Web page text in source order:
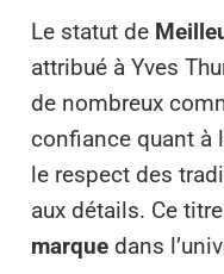
Le statut de
attribué à Yves
de nombreux
confiance quant à
le respect des
aux détails. Ce
marque dans